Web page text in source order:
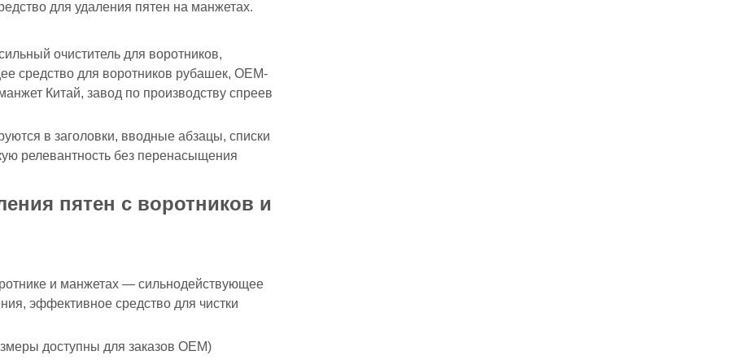
для удаления пятен на манжетах.
очиститель для воротников,
средство для воротников рубашек, OEM-
Китай, завод по производству спреев
в заголовки, вводные абзацы, списки
релевантность без перенасыщения
пятен с воротников и
и манжетах — сильнодействующее
эффективное средство для чистки
доступны для заказов OEM)